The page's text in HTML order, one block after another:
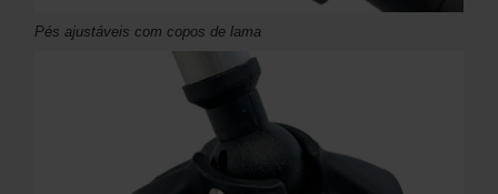
Pés ajustáveis ​​com copos de lama